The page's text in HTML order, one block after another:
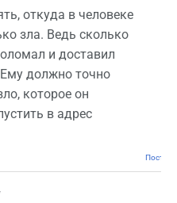
откуда в человеке
зла. Ведь сколько
и доставил
должно точно
которое он
в адрес